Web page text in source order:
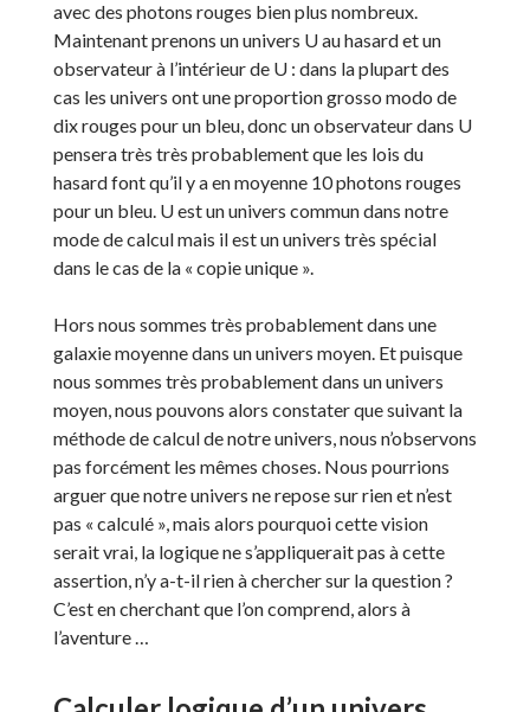
avec des photons rouges bien plus nombreux.
Maintenant prenons un univers U au hasard et un
observateur à l’intérieur de U : dans la plupart des
cas les univers ont une proportion grosso modo de
dix rouges pour un bleu, donc un observateur dans U
pensera très très probablement que les lois du
hasard font qu’il y a en moyenne 10 photons rouges
pour un bleu. U est un univers commun dans notre
mode de calcul mais il est un univers très spécial
dans le cas de la « copie unique ».
Hors nous sommes très probablement dans une
galaxie moyenne dans un univers moyen. Et puisque
nous sommes très probablement dans un univers
moyen, nous pouvons alors constater que suivant la
méthode de calcul de notre univers, nous n’observons
pas forcément les mêmes choses. Nous pourrions
arguer que notre univers ne repose sur rien et n’est
pas « calculé », mais alors pourquoi cette vision
serait vrai, la logique ne s’appliquerait pas à cette
assertion, n’y a-t-il rien à chercher sur la question ?
C’est en cherchant que l’on comprend, alors à
l’aventure …